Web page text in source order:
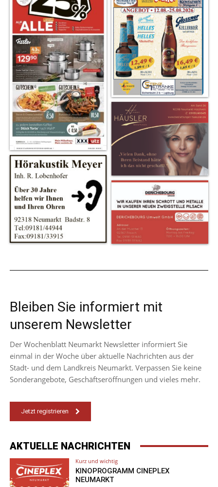
Bleiben Sie informiert mit
unserem Newsletter
Der Wochenblatt Neumarkt Newsletter informiert Sie
einmal in der Woche über aktuelle Nachrichten aus der
Stadt- und dem Landkreis Neumarkt. Verpassen Sie keine
Sonderangebote, Geschäftseröffnungen und vieles mehr.
Jetzt registrieren
AKTUELLE NACHRICHTEN
Kurz und wichtig
KINOPROGRAMM CINEPLEX
NEUMARKT